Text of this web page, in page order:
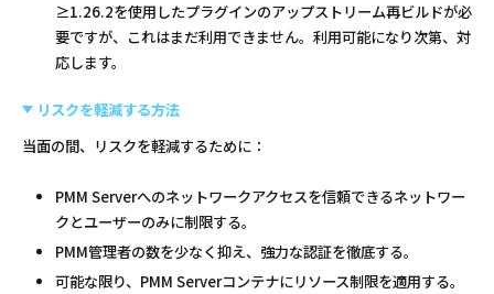
≥1.26.2を使用したプラグインのアップストリーム再ビルドが必
要ですが、これはまだ利用できません。利用可能になり次第、対
応します。
リスクを軽減する方法
当面の間、リスクを軽減するために：
PMM Serverへのネットワークアクセスを信頼できるネットワー
クとユーザーのみに制限する。
PMM管理者の数を少なく抑え、強力な認証を徹底する。
可能な限り、PMM Serverコンテナにリソース制限を適用する。